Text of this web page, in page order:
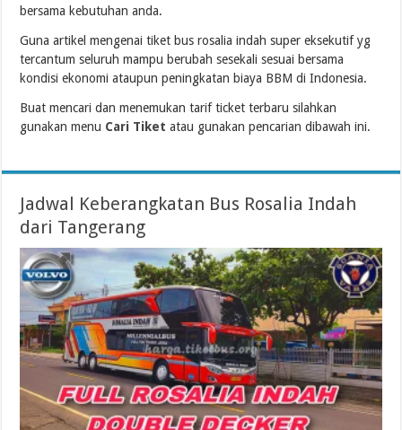
bersama kebutuhan anda.
Guna artikel mengenai tiket bus rosalia indah super eksekutif yg
tercantum seluruh mampu berubah sesekali sesuai bersama
kondisi ekonomi ataupun peningkatan biaya BBM di Indonesia.
Buat mencari dan menemukan tarif ticket terbaru silahkan
gunakan menu Cari Tiket atau gunakan pencarian dibawah ini.
Jadwal Keberangkatan Bus Rosalia Indah
dari Tangerang